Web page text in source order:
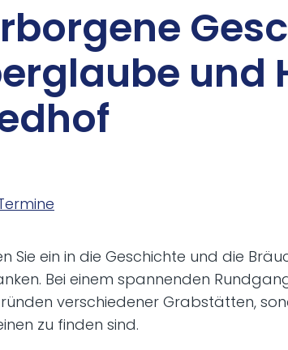
und
Sie ein in die Geschichte und die
Bei einem spannenden
verschiedener Grabstätten,
zu finden sind.